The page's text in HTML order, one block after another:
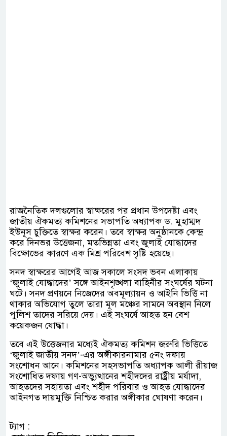
রাজনৈতিক দলগুলোর স্বাক্ষরের পর প্রধান উপদেষ্টা এবং
জাতীয় ঐকমত্য কমিশনের সভাপতি অধ্যাপক ড. মুহাম্মদ
ইউনূস চুক্তিতে স্বাক্ষর করেন। তবে স্বাক্ষর অনুষ্ঠানকে কেন্দ্র
করে দিনভর উত্তেজনা, মতভিন্নতা এবং জুলাই যোদ্ধাদের
বিক্ষোভের কারণে এক মিশ্র পরিবেশ সৃষ্টি হয়েছে।
সনদ স্বাক্ষরের আগেই আজ সকালে সংসদ ভবন এলাকায়
‘জুলাই যোদ্ধাদের’ সঙ্গে আইনশৃঙ্খলা বাহিনীর সংঘর্ষের ঘটনা
ঘটে। সনদ প্রণয়নে নিজেদের অবমূল্যায়ন ও আইনি ভিত্তি না
থাকার অভিযোগ তুলে তারা মূল মঞ্চের সামনে অবস্থান নিলে
পুলিশ তাদের সরিয়ে দেয়। এই সংঘর্ষে আহত হন বেশ
কয়েকজন যোদ্ধা।
তবে এই উত্তেজনার মধ্যেই ঐকমত্য কমিশন জরুরি ভিত্তিতে
‘জুলাই জাতীয় সনদ’-এর অঙ্গীকারনামার ৫নং দফায়
সংশোধন আনে। কমিশনের সহসভাপতি অধ্যাপক আলী রীয়াজ
সংশোধিত দফায় গণ-অভ্যুত্থানের শহীদদের রাষ্ট্রীয় মর্যাদা,
আহতদের সহায়তা এবং শহীদ পরিবার ও আহত যোদ্ধাদের
আইনগত দায়মুক্তি নিশ্চিত করার অঙ্গীকার ঘোষণা করেন।
ট্যাগ :